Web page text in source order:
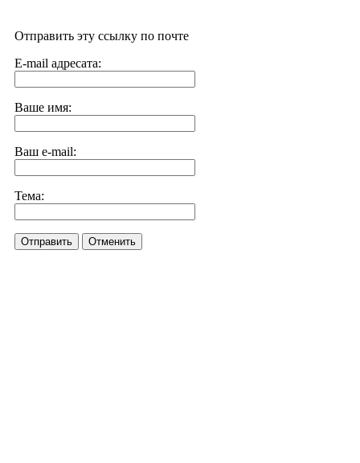
Отправить эту ссылку по почте
E-mail адресата:
Ваше имя:
Ваш e-mail:
Тема:
Отправить Отменить